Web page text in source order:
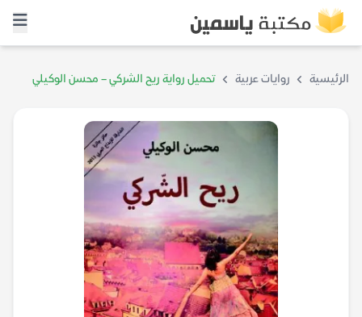
الرئيسية روايات عربية تحميل رواية ريح الشركي – محسن الوكيلي